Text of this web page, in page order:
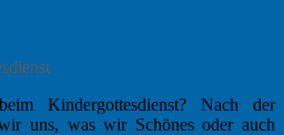
Kindergottesdienst? Nach der
uns, was wir Schönes oder auch